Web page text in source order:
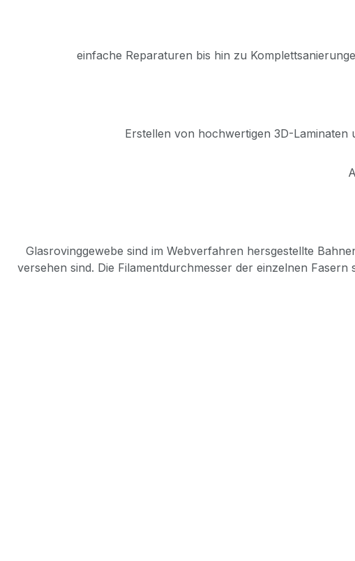
einfache Reparaturen bis hin zu
Erstellen von hochwertigen 3D-
Glasrovinggewebe sind im Webverfahren hersgestellte
versehen sind. Die Filamentdurchmesser der einzelnen